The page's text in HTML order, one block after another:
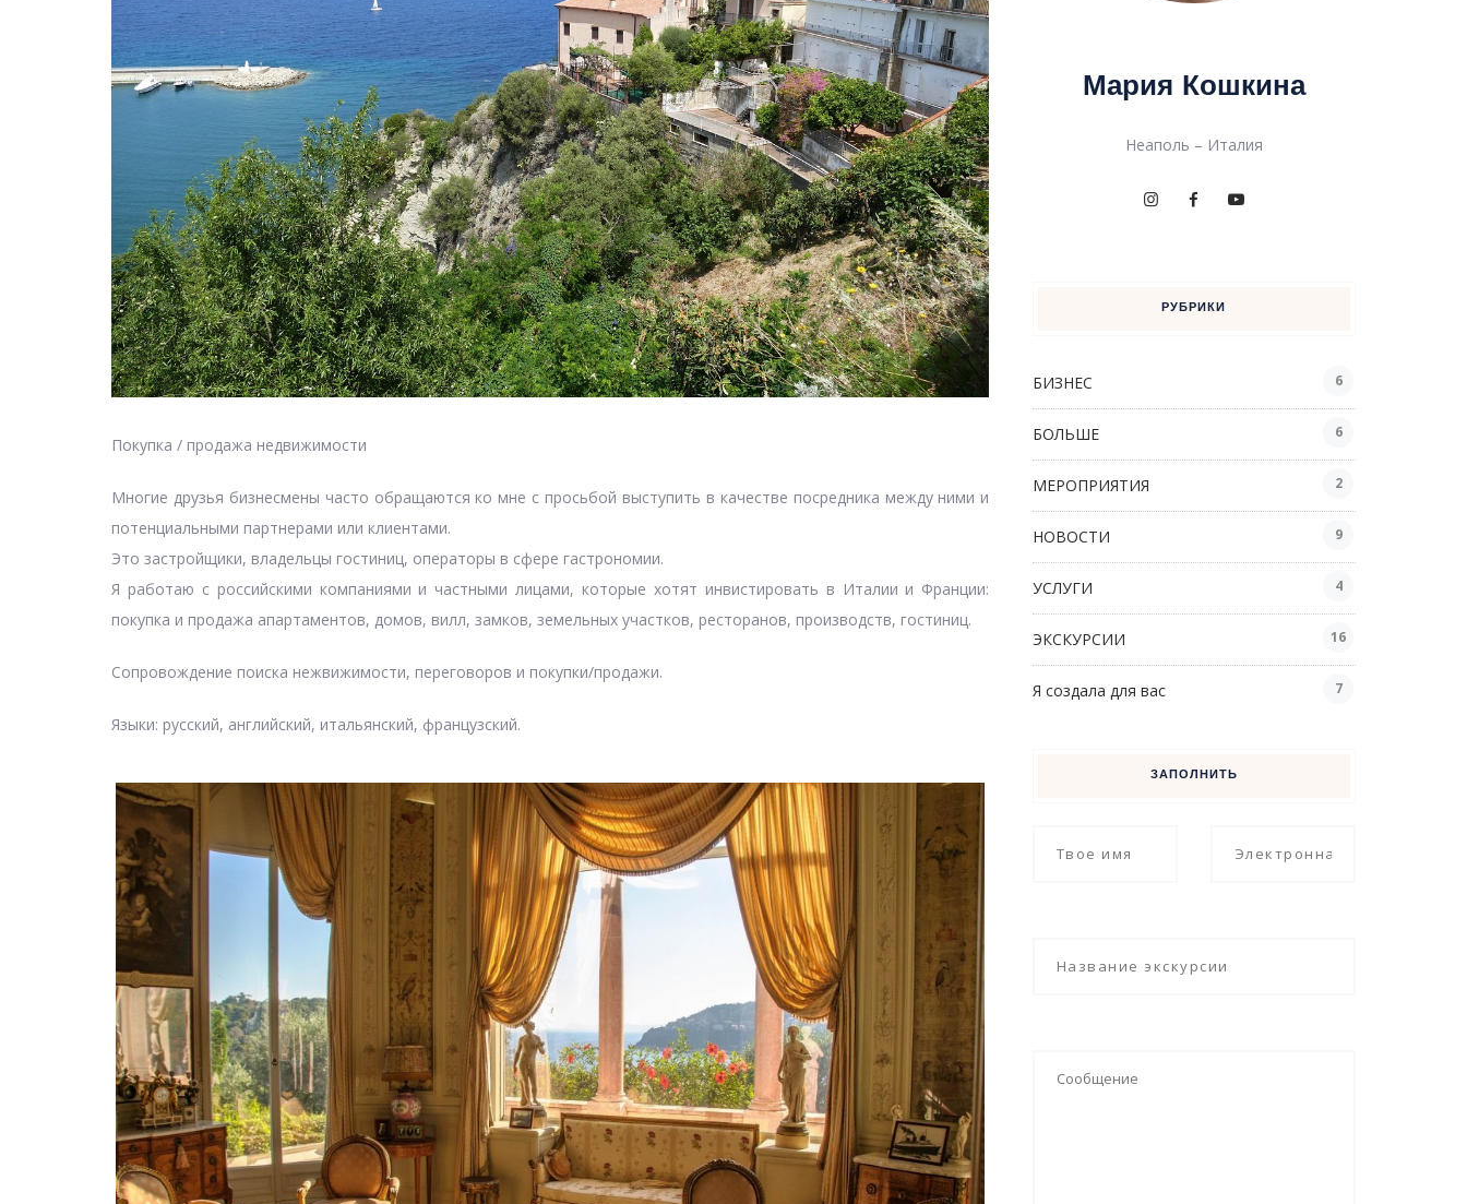
Покупка / продажа недвижимости
Многие друзья бизнесмены часто обращаются ко мне с просьбой выступить в качестве посредника между ними и
потенциальными партнерами или клиентами.
Это застройщики, владельцы гостиниц, операторы в сфере гастрономии.
Я работаю с российскими компаниями и частными лицами, которые хотят инвистировать в Италии и Франции:
покупка и продажа апартаментов, домов, вилл, замков, земельных участков, ресторанов, производств, гостиниц.
Сопровождение поиска нежвижимости, переговоров и покупки/продажи.
Языки: русский, английский, итальянский, французский.
Мария Кошкина
Неаполь – Италия
РУБРИКИ
БИЗНЕС 6
БОЛЬШЕ 6
МЕРОПРИЯТИЯ 2
НОВОСТИ 9
УСЛУГИ 4
ЭКСКУРСИИ 16
Я создала для вас 7
ЗАПОЛНИТЬ